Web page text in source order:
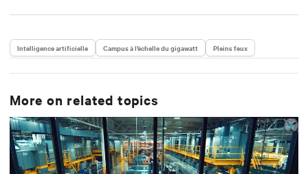
plus de 15 ans chez Vertiv, Scott se concentre sur
l’évolutivité de l’infrastructure numérique critique.
Intelligence artificielle Campus à l’échelle du gigawatt Pleins feux
More on related topics